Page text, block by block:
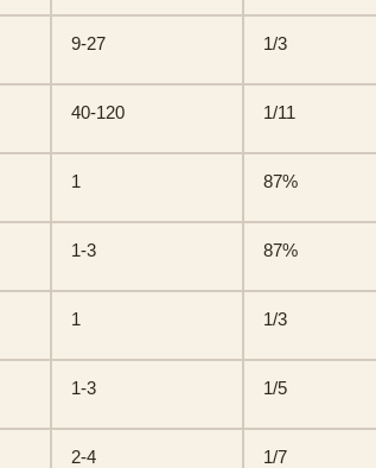
9-27 1/3
40-120 1/11
1 87%
1-3 87%
1 1/3
1-3 1/5
2-4 1/7